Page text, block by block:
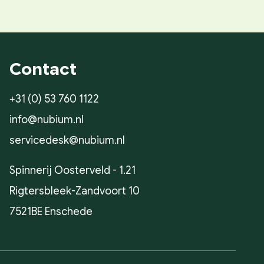
Contact
+31 (0) 53 760 1122
info@nubium.nl
servicedesk@nubium.nl
Spinnerij Oosterveld - 1.21
Rigtersbleek-Zandvoort 10
7521BE Enschede